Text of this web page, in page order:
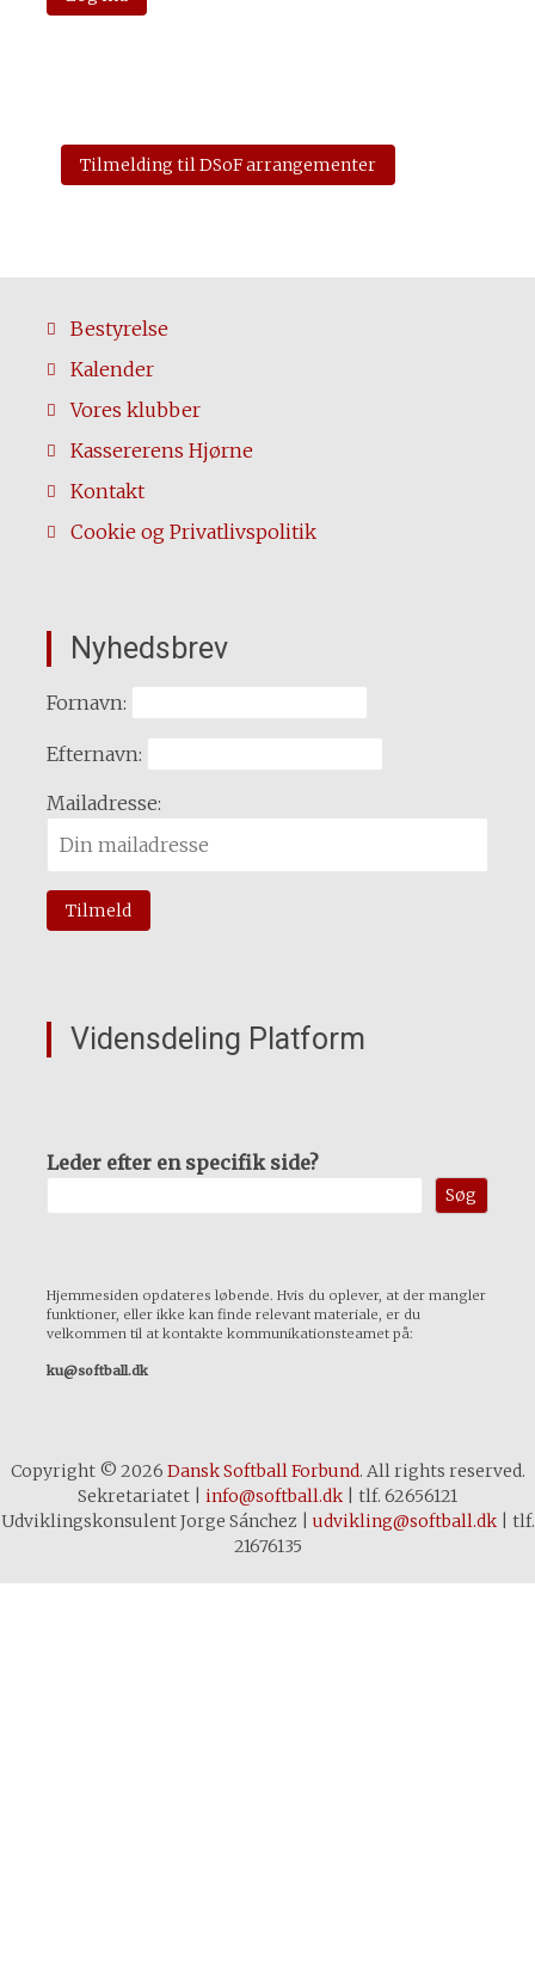
Tilmelding til DSoF arrangementer
Bestyrelse
Kalender
Vores klubber
Kassererens Hjørne
Kontakt
Cookie og Privatlivspolitik
Nyhedsbrev
Fornavn:
Efternavn:
Mailadresse:
Vidensdeling Platform
Leder efter en specifik side?
Søg
Hjemmesiden opdateres løbende. Hvis du oplever, at der mangler
funktioner, eller ikke kan finde relevant materiale, er du
velkommen til at kontakte kommunikationsteamet på:
ku@softball.dk
Copyright © 2026 Dansk Softball Forbund. All rights reserved.
Sekretariatet
info@softball.dk
tlf. 62656121
Udviklingskonsulent Jorge Sánchez
udvikling@softball.dk
tlf.
21676135